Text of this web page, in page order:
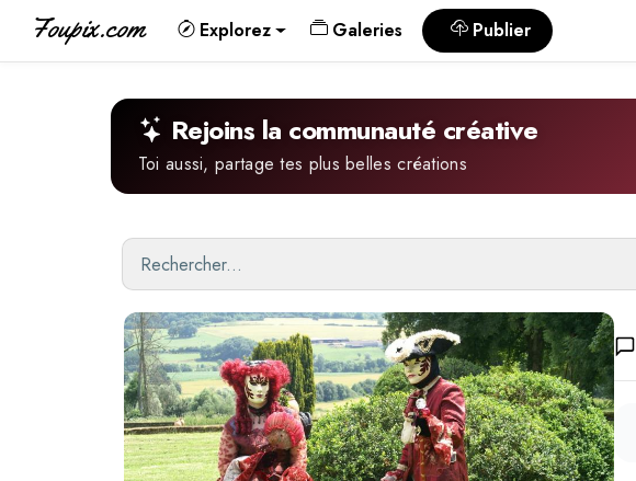
Foupix.com Explorez Galeries Publier
Rejoins la communauté créative
Toi aussi, partage tes plus belles créations